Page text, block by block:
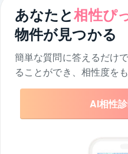
札幌市豊平区 1000万
大規模マンション 中古
東京都 大田区 始発駅
あなたと相性ぴ
物件が見つかる
簡単な質問に答えるだけ
ることができ、相性度を
AI相性